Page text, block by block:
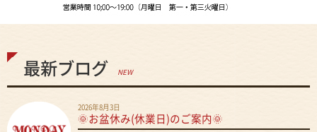
最新ブログ NEW
2026年8月3日
🌞お盆休み(休業日)のご案内🌞